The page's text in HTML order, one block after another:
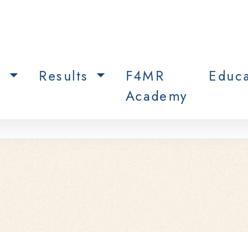
Results
F4MR
Academy